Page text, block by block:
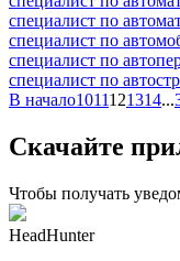
специалист по
специалист по
специалист по
специалист по
В начало1011121314...
Скачайте
Чтобы получать
HeadHunter